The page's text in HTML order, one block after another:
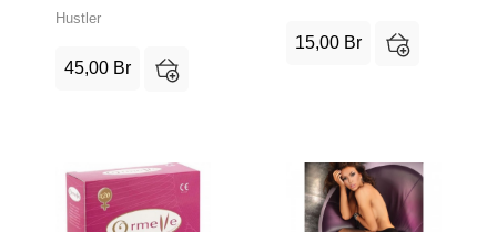
Hustler
45,00 Br
15,00 Br